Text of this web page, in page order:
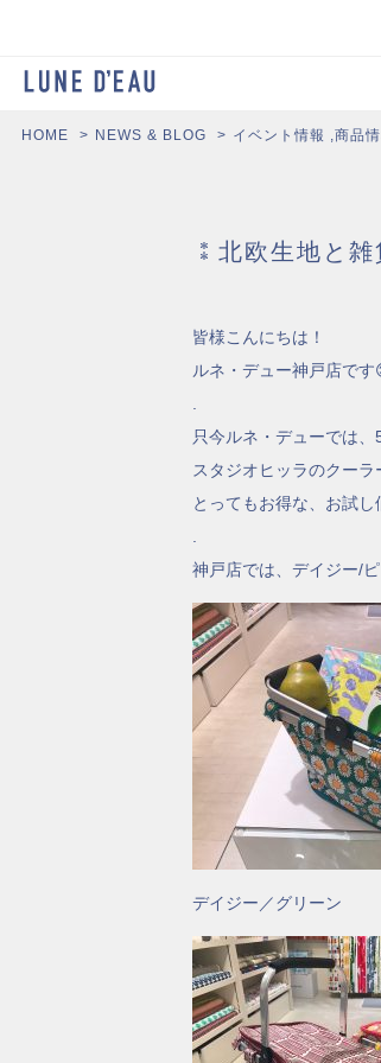
HOME NEWS & BLOG イベント情報 ,商品
⁑北欧生地と
皆様こんにちは！
ルネ・デュー神戸店です
只今ルネ・デューでは
スタジオヒッラのクー
とってもお得な、お試
神戸店では、デイジー/
デイジー／グリーン